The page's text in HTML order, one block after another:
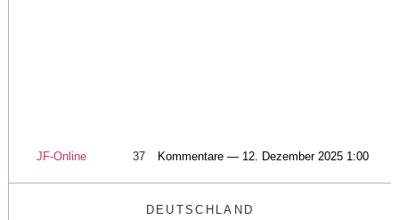
JF-Online 37 Kommentare — 12. Dezember 2025 1:00
DEUTSCHLAND